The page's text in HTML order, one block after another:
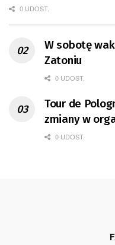
0 UDOST.
W sobotę
Zatoniu
0 UDOST.
Tour de
zmiany w
0 UDOST.